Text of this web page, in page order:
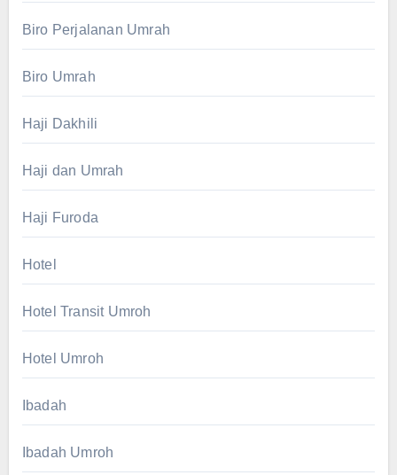
Biro Perjalanan Umrah
Biro Umrah
Haji Dakhili
Haji dan Umrah
Haji Furoda
Hotel
Hotel Transit Umroh
Hotel Umroh
Ibadah
Ibadah Umroh